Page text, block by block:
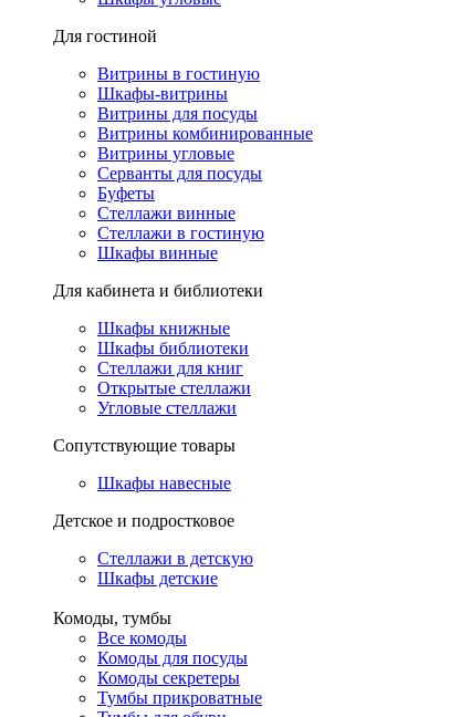
Для гостиной
Витрины в гостиную
Шкафы-витрины
Витрины для посуды
Витрины комбинированные
Витрины угловые
Серванты для посуды
Буфеты
Стеллажи винные
Стеллажи в гостиную
Шкафы винные
Для кабинета и библиотеки
Шкафы книжные
Шкафы библиотеки
Стеллажи для книг
Открытые стеллажи
Угловые стеллажи
Сопутствующие товары
Шкафы навесные
Детское и подростковое
Стеллажи в детскую
Шкафы детские
Комоды, тумбы
Все комоды
Комоды для посуды
Комоды секретеры
Тумбы прикроватные